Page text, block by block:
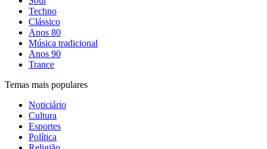
Techno
Clássico
Anos 80
Música tradicional
Anos 90
Trance
Temas mais populares
Noticiário
Cultura
Esportes
Política